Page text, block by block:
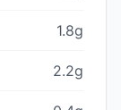
1.8g
2.2g